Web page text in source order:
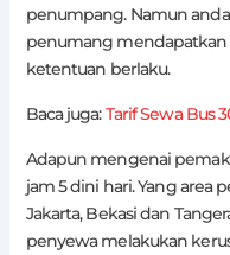
penumpang. Namun
penumang mendapatkan
ketentuan berlaku.
Baca juga:Tarif Sewa Bus
Adapun mengenai
jam 5 dini hari. Yang area
Jakarta, Bekasi dan
penyewa melakukan